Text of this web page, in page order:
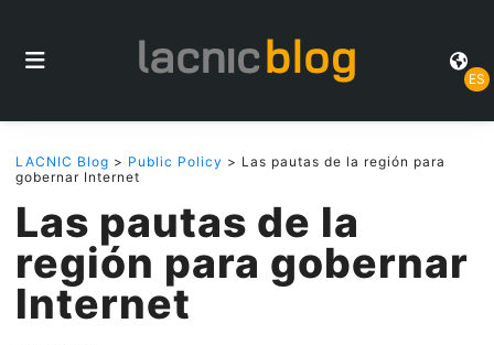
ES
LACNIC Blog > Public Policy > Las pautas de la región para
gobernar Internet
Las pautas de la
región para gobernar
Internet